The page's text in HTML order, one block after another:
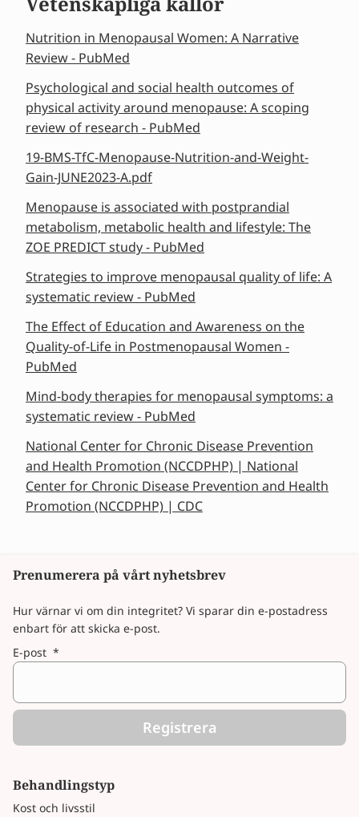
Nutrition in Menopausal Women: A Narrative
Review - PubMed
Psychological and social health outcomes of
physical activity around menopause: A scoping
review of research - PubMed
19-BMS-TfC-Menopause-Nutrition-and-Weight-
Gain-JUNE2023-A.pdf
Menopause is associated with postprandial
metabolism, metabolic health and lifestyle: The
ZOE PREDICT study - PubMed
Strategies to improve menopausal quality of life: A
systematic review - PubMed
The Effect of Education and Awareness on the
Quality-of-Life in Postmenopausal Women -
PubMed
Mind-body therapies for menopausal symptoms: a
systematic review - PubMed
National Center for Chronic Disease Prevention
and Health Promotion (NCCDPHP) | National
Center for Chronic Disease Prevention and Health
Promotion (NCCDPHP) | CDC
Behandlingstyp
Kost och livsstil
Prenumerera på vårt nyhetsbrev
E-post *
Registrera
Hur värnar vi om din integritet? Vi sparar din e-postadress
enbart för att skicka e-post.